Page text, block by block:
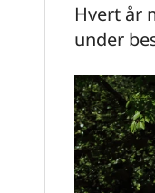
Hvert år
under